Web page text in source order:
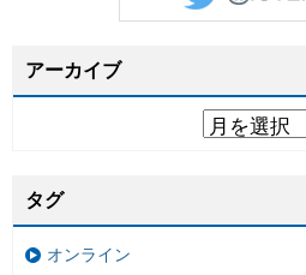
アーカイブ
タグ
オンライン